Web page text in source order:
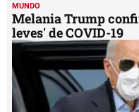
MUNDO
Melania Trump
leves' de COVID-19